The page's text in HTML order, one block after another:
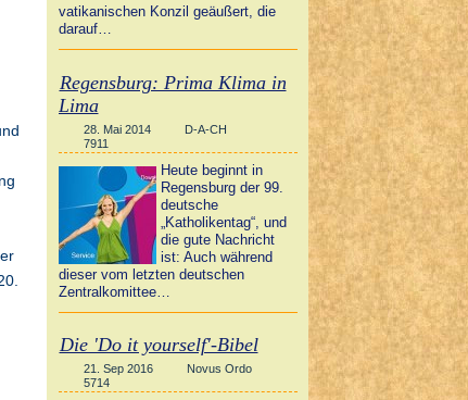
vatikanischen Konzil geäußert, die
darauf…
Regensburg: Prima Klima in
Lima
28. Mai 2014
D-A-CH
7911
Heute beginnt in
Regensburg der 99.
deutsche
„Katholikentag“, und
die gute Nachricht
ist: Auch während
dieser vom letzten deutschen
Zentralkomittee…
Die 'Do it yourself'-Bibel
21. Sep 2016
Novus Ordo
5714